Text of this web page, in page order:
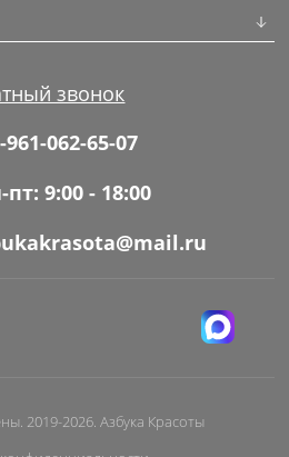
Макияж
Оплата
звонок
961-062-65-07
пт: 9:00 - 18:00
2019-2026. Азбука Красоты